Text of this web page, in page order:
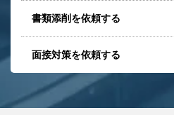
書類添削を依頼する
面接対策を依頼する